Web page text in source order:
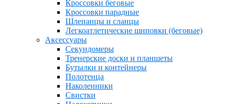
Кроссовки беговые
Кроссовки парадные
Шлепанцы и сланцы
Легкоатлетические шиповки (беговые)
Аксессуары
Секундомеры
Тренерские доски и планшеты
Бутылки и контейнеры
Полотенца
Наколенники
Свистки